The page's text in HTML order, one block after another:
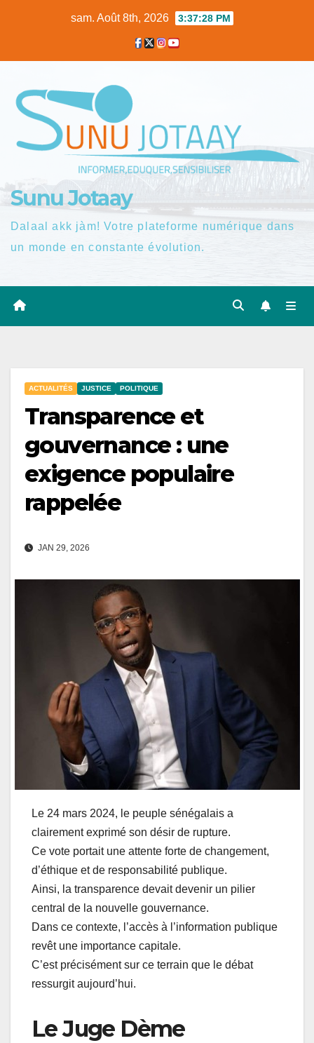
sam. Août 8th, 2026 3:37:29 PM
Sunu Jotaay
Dalaal akk jàm! Votre plateforme numérique dans
un monde en constante évolution.
ACTUALITÉS JUSTICE POLITIQUE
Transparence et
gouvernance : une
exigence populaire
rappelée
JAN 29, 2026
Le 24 mars 2024, le peuple sénégalais a
clairement exprimé son désir de rupture.
Ce vote portait une attente forte de changement,
d’éthique et de responsabilité publique.
Ainsi, la transparence devait devenir un pilier
central de la nouvelle gouvernance.
Dans ce contexte, l’accès à l’information publique
revêt une importance capitale.
C’est précisément sur ce terrain que le débat
ressurgit aujourd’hui.
Le Juge Dème